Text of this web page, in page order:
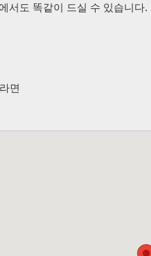
서도 똑같이 드실 수 있습니다.
면